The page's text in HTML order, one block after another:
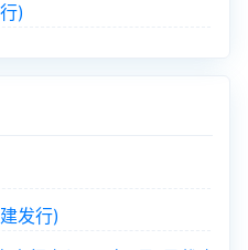
)
发行)